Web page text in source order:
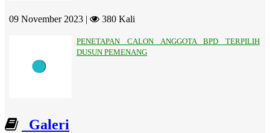
09 November 2023 | 380 Kali
PENETAPAN CALON ANGGOTA BPD TERPILIH
DUSUN PEMENANG
Galeri